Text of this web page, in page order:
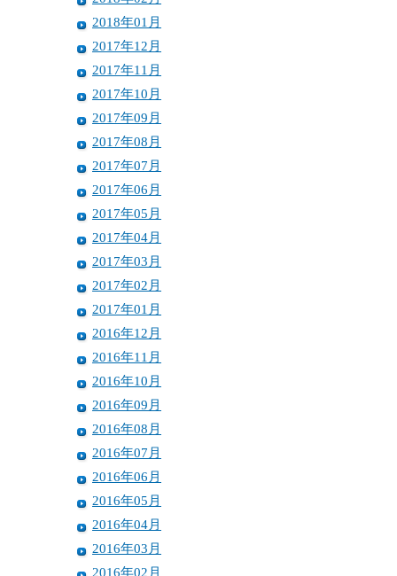
2018年01月
2017年12月
2017年11月
2017年10月
2017年09月
2017年08月
2017年07月
2017年06月
2017年05月
2017年04月
2017年03月
2017年02月
2017年01月
2016年12月
2016年11月
2016年10月
2016年09月
2016年08月
2016年07月
2016年06月
2016年05月
2016年04月
2016年03月
2016年02月